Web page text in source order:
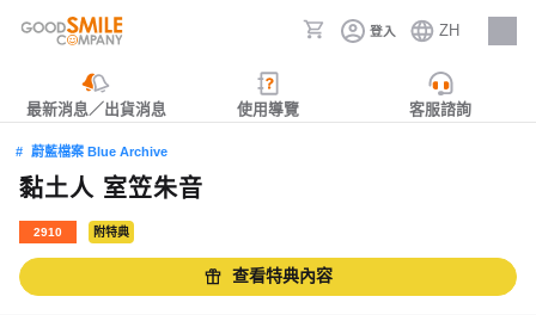
登入 ZH
人才招募
最新消息／出貨消息 使用導覽 客服諮詢
蔚藍檔案 Blue Archive
黏土人 室笠朱音
2910 附特典
查看特典內容